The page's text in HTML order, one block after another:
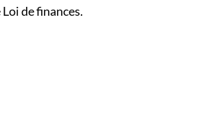
de finances.